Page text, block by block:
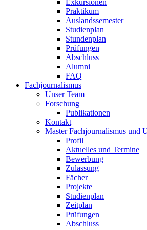
Exkursionen
Praktikum
Auslandssemester
Studienplan
Stundenplan
Prüfungen
Abschluss
Alumni
FAQ
Fachjournalismus
Unser Team
Forschung
Publikationen
Kontakt
Master Fachjournalismus und
Profil
Aktuelles und Termine
Bewerbung
Zulassung
Fächer
Projekte
Studienplan
Zeitplan
Prüfungen
Abschluss